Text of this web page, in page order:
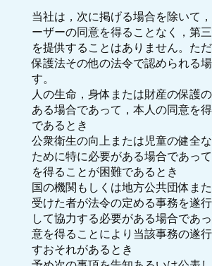
当社は，次に掲げる場合を除いて
ーザーの同意を得ることなく，第
を提供することはありません。た
保護法その他の法令で認められる
す。
人の生命，身体または財産の保護
ある場合であって，本人の同意を
であるとき
公衆衛生の向上または児童の健全
ために特に必要がある場合であっ
を得ることが困難であるとき
国の機関もしくは地方公共団体ま
受けた者が法令の定める事務を遂
して協力する必要がある場合であ
意を得ることにより当該事務の遂
すおそれがあるとき